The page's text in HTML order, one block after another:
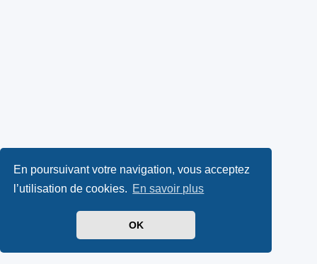
En poursuivant votre navigation, vous acceptez
l’utilisation de cookies. En savoir plus
OK